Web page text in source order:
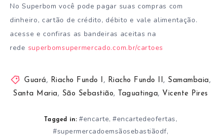
No Superbom você pode pagar suas compras com
dinheiro, cartão de crédito, débito e vale alimentação.
acesse e confiras as bandeiras aceitas na
rede superbomsupermercado.com.br/cartoes
Guará , Riacho Fundo I , Riacho Fundo II , Samambaia ,
Santa Maria , São Sebastião, Taguatinga, Vicente Pires
Tagged in: #encarte, #encartedeofertas,
#supermercadoemsãosebastiãodf,